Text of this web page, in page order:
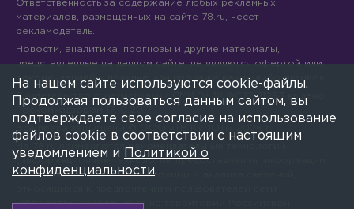
Ответственность за содержание любых рекламных
материалов, размещенных на сайте 78.ru, несет
рекламодатель.
Новости, аналитика, прогнозы и другие материалы,
представленные на данном сайте, не являются офертой или
рекомендацией к покупке или продаже каких-либо активов.
Свидетельство о регистрации СМИ Эл № ФС77-71293 выдано
Все права защищены © ООО «ТВ КУПОЛ»
На 78.ru применяются рекомендательные технологии
(информационные технологии предоставления информации
на основе сбора, систематизации и анализа сведений,
«Интернет», находящихся на территории Российской
На нашем сайте используются cookie-файлы.
Продолжая пользоваться данным сайтом, вы
подтверждаете свое согласие на использование
файлов cookie в соответствии с настоящим
уведомлением и
Политикой о
конфиденциальности.